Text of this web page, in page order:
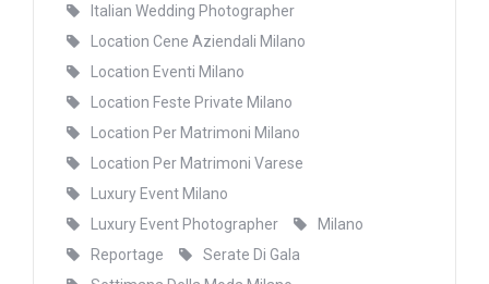
Italian Wedding Photographer
Location Cene Aziendali Milano
Location Eventi Milano
Location Feste Private Milano
Location Per Matrimoni Milano
Location Per Matrimoni Varese
Luxury Event Milano
Luxury Event Photographer
Milano
Reportage
Serate Di Gala